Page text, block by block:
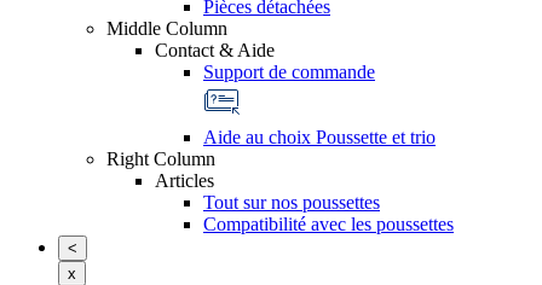
Pièces détachées
Middle Column
Contact & Aide
Support de commande
Aide au choix Poussette et trio
Right Column
Articles
Tout sur nos poussettes
Compatibilité avec les poussettes
<
x